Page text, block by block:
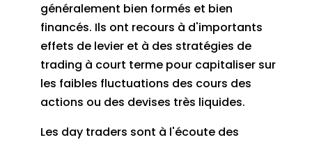
généralement bien formés et bien
financés. Ils ont recours à d'importants
effets de levier et à des stratégies de
trading à court terme pour capitaliser sur
les faibles fluctuations des cours des
actions ou des devises très liquides.
Les day traders sont à l'écoute des